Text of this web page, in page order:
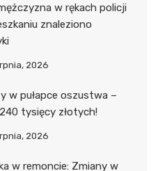
w rękach policji
znaleziono
2026
w pułapce oszustwa –
tysięcy złotych!
2026
w remoncie: Zmiany w